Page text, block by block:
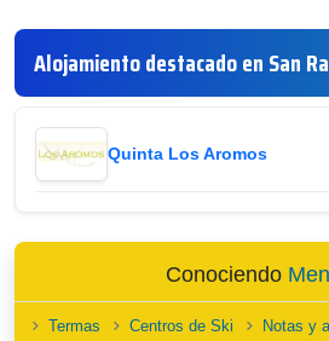
Alojamiento destacado en San
Quinta Los Aromos
Conociendo
Termas Centros de Ski Notas y